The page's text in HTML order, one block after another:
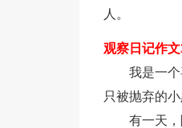
人。
观察日记作文
我是一
只被抛弃的小
有一天